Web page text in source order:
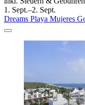
1. Sept.–2. Sept.
Dreams Playa Mujeres